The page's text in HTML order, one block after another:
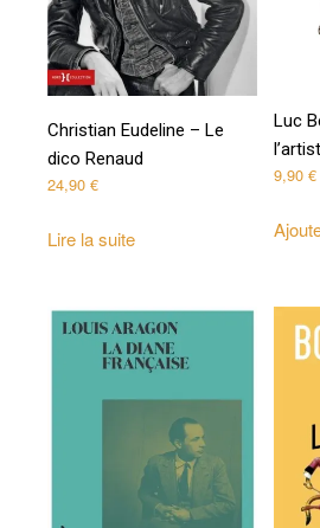
Christian Eudeline – Le
dico Renaud
24,90 €
Lire la suite
Luc
9,90€